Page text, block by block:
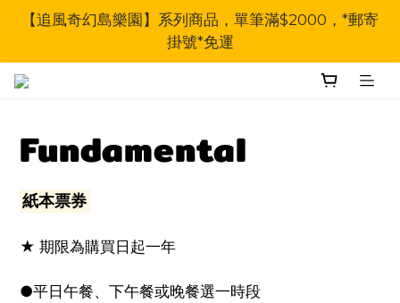
【追風奇幻島樂園】系列商品，單筆滿$2000，*郵寄
掛號*免運
Fundamental
紙本票券
★ 期限為購買日起一年
●平日午餐、下午餐或晚餐選一時段